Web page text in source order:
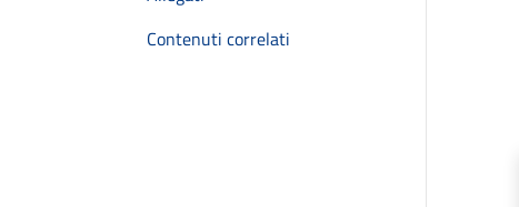
Contenuti correlati